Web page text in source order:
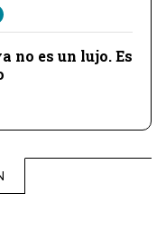
no es un lujo. Es